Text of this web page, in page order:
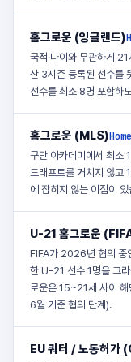
홈그로운 (잉글랜드)
국적·나이와 무관하게
산 3시즌 등록된 선수를
선수를 최소 8명 포함하
홈그로운 (MLS)
구단 아카데미에서 최소
드래프트를 거치지 않고
에 잡히지 않는 이점이
U-21 홈그로운
FIFA가 2026년 협의 중
한 U-21 선수 1명을 그
로운은 15~21세 사이
6월 기준 협의 단계).
EU 쿼터 / 노동허가